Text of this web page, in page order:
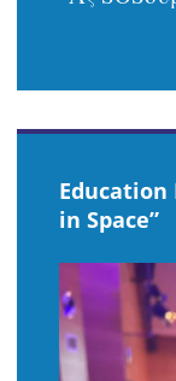
Εducation
in Space”